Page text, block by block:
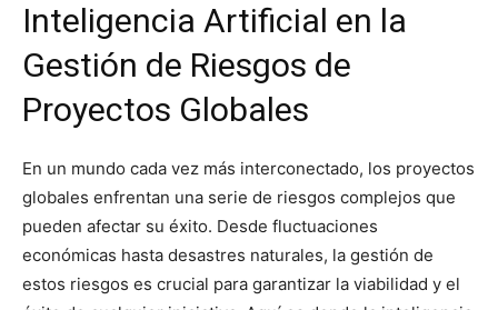
Inteligencia Artificial en la
Gestión de Riesgos de
Proyectos Globales
En un mundo cada vez más interconectado, los proyectos
globales enfrentan una serie de riesgos complejos que
pueden afectar su éxito. Desde fluctuaciones
económicas hasta desastres naturales, la gestión de
estos riesgos es crucial para garantizar la viabilidad y el